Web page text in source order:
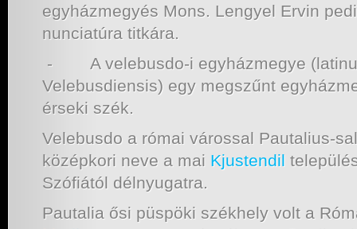
egyházmegyés Mons. Lengyel Ervin
nunciatúra titkára.
- A velebusdo-i egyházmegye
Velebusdiensis) egy megszűnt
érseki szék.
Velebusdo a római várossal Pautalius-
középkori neve a mai Kjustendil
Szófiától délnyugatra.
Pautalia ősi püspöki székhely volt a